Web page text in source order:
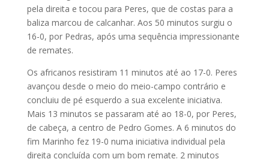
pela direita e tocou para Peres, que de costas para a
baliza marcou de calcanhar. Aos 50 minutos surgiu o
16-0, por Pedras, após uma sequência impressionante
de remates.
Os africanos resistiram 11 minutos até ao 17-0. Peres
avançou desde o meio do meio-campo contrário e
concluiu de pé esquerdo a sua excelente iniciativa.
Mais 13 minutos se passaram até ao 18-0, por Peres,
de cabeça, a centro de Pedro Gomes. A 6 minutos do
fim Marinho fez 19-0 numa iniciativa individual pela
direita concluída com um bom remate. 2 minutos